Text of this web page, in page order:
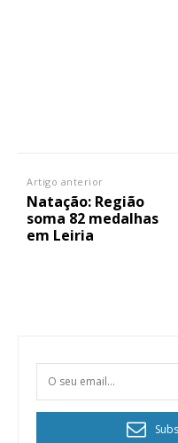
Artigo anterior
Natação: Região
soma 82 medalhas
em Leiria